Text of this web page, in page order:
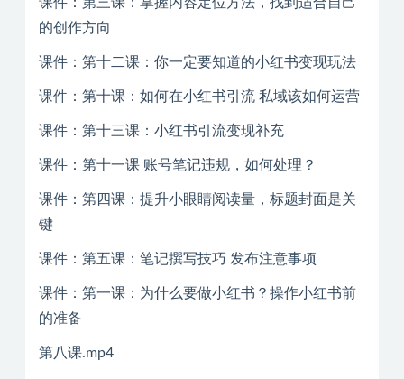
课件：第三课：掌握内容定位方法，找到适合自己
的创作方向
课件：第十二课：你一定要知道的小红书变现玩法
课件：第十课：如何在小红书引流 私域该如何运营
课件：第十三课：小红书引流变现补充
课件：第十一课 账号笔记违规，如何处理？
课件：第四课：提升小眼睛阅读量，标题封面是关
键
课件：第五课：笔记撰写技巧 发布注意事项
课件：第一课：为什么要做小红书？操作小红书前
的准备
第八课.mp4